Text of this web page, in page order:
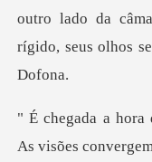
As vi